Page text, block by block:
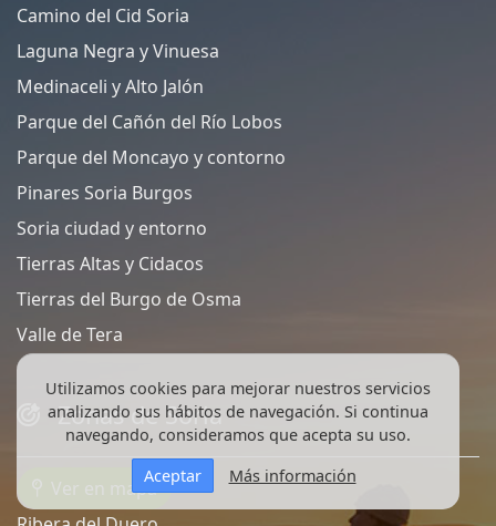
Ver en mapa
Camino del Cid Soria
Laguna Negra y Vinuesa
Medinaceli y Alto Jalón
Parque del Cañón del Río Lobos
Parque del Moncayo y contorno
Pinares Soria Burgos
Soria ciudad y entorno
Tierras Altas y Cidacos
Tierras del Burgo de Osma
Valle de Tera
Zonas de Soria
Utilizamos cookies para mejorar nuestros servicios
analizando sus hábitos de navegación. Si continua
navegando, consideramos que acepta su uso.
Aceptar
Más información